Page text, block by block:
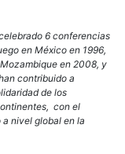
6 conferencias
en México en 1996,
en 2008, y
contribuido a
de los
con el
nivel global en la